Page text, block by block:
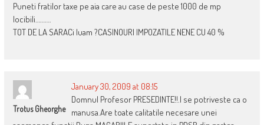
Puneti fratilor taxe pe aia care au case de peste 1000 de mp
locibili……….
TOT DE LA SARACi luam ?CASINOURI IMPOZATILE NENE CU 40 %
Trotus Gheorghe
January 30, 2009 at 08:15
Domnul Profesor PRESEDINTE!!.I se potriveste ca o
manusa.Are toate calitatile necesare unei